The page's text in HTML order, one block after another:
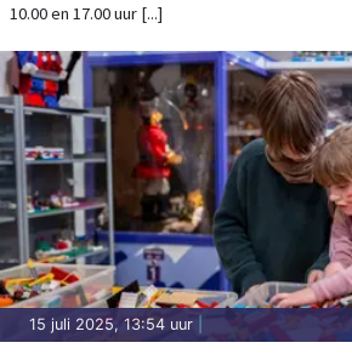
10.00 en 17.00 uur [...]
15 juli 2025, 13:54 uur